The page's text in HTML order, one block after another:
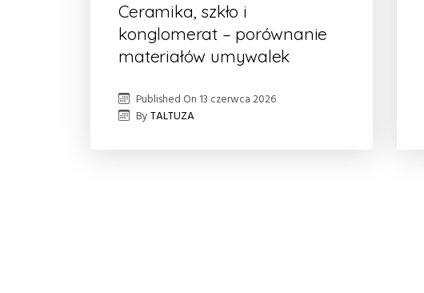
Ceramika, szkło i
konglomerat – porównanie
materiałów umywalek
Published On 13 czerwca 2026
ByTALTUZA